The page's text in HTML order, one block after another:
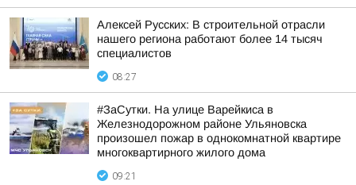
Алексей Русских: В строительной отрасли
нашего региона работают более 14 тысяч
специалистов
08:27
#ЗаСутки. На улице Варейкиса в
Железнодорожном районе Ульяновска
произошел пожар в однокомнатной квартире
многоквартирного жилого дома
09:21